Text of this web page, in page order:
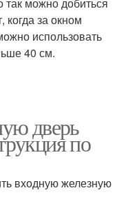
за окном
использовать
40 см.
дверь
по
входную железную